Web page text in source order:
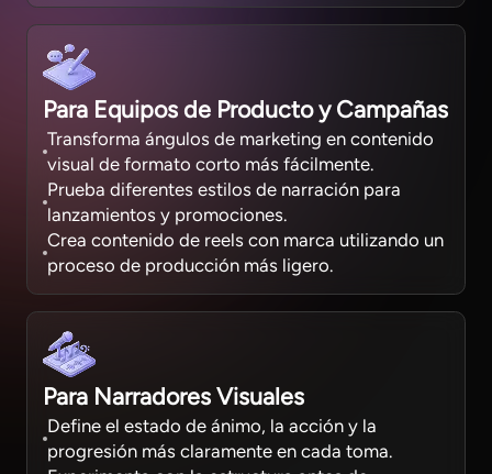
Para Equipos de Producto y Campañas
Transforma ángulos de marketing en contenido
visual de formato corto más fácilmente.
Prueba diferentes estilos de narración para
lanzamientos y promociones.
Crea contenido de reels con marca utilizando un
proceso de producción más ligero.
Para Narradores Visuales
Define el estado de ánimo, la acción y la
progresión más claramente en cada toma.